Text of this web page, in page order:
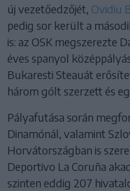
új vezetőedzőjét, Ovidiu
pedig sor került a
is: az OSK megszerezte
éves spanyol
Bukaresti Steauát
három gólt szerzett és
Pályafutása során
Dinamónál, valamint
Horvátországban is
Deportivo La Coruña
szinten eddig 207